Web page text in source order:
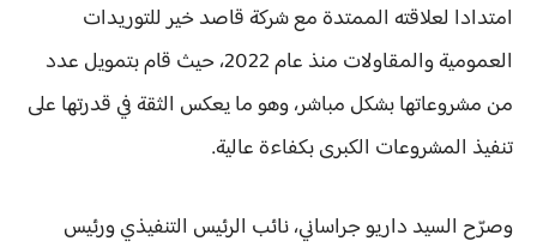
امتدادا لعلاقته الممتدة مع شركة قاصد خير للتوريدات
العمومية والمقاولات منذ عام 2022، حيث قام بتمويل عدد
من مشروعاتها بشكل مباشر، وهو ما يعكس الثقة في قدرتها على
تنفيذ المشروعات الكبرى بكفاءة عالية.
وصرّح السيد داريو جراساني، نائب الرئيس التنفيذي ورئيس